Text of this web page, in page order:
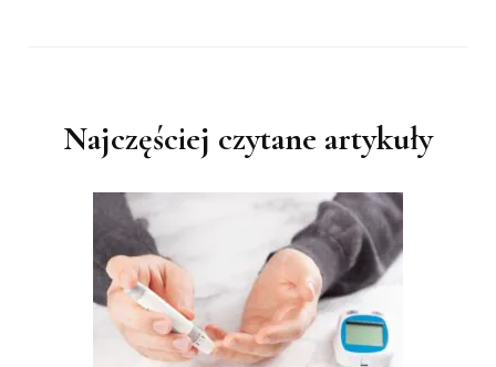
Najczęściej czytane artykuły